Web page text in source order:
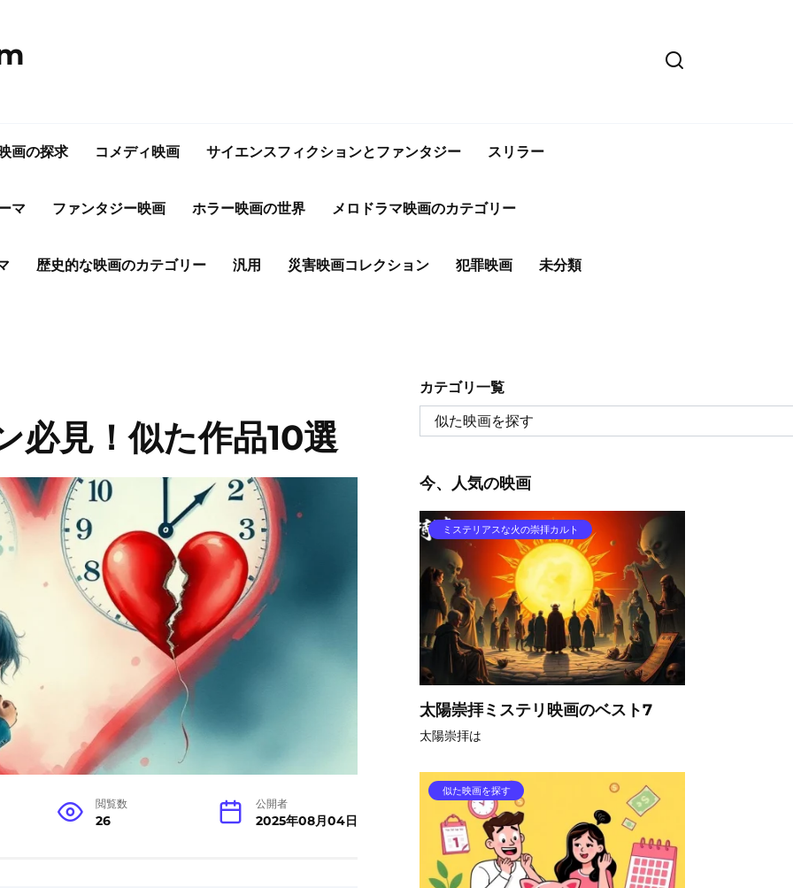
画の探求 コメディ映画 サイエンスフィクションとファンタジー スリラー
マ ファンタジー映画 ホラー映画の世界 メロドラマ映画のカテゴリー
歴史的な映画のカテゴリー 汎用 災害映画コレクション 犯罪映画 未分類
必見！似た作品10選
閲覧数
26
公開者
2025年08月04日
カテゴリ一覧
今、人気の映画
ミステリアスな火の崇拝カルト
太陽崇拝ミステリ映画のベスト7
太陽崇拝は
似た映画を探す